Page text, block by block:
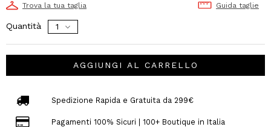
Trova la tua taglia Guida taglie
Quantità
AGGIUNGI AL CARRELLO
Spedizione Rapida e Gratuita da 299€
Pagamenti 100% Sicuri | 100+ Boutique in Italia